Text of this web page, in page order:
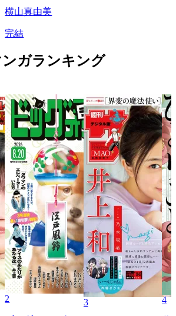
横山真由美
完結
ガランキング
2 3 4